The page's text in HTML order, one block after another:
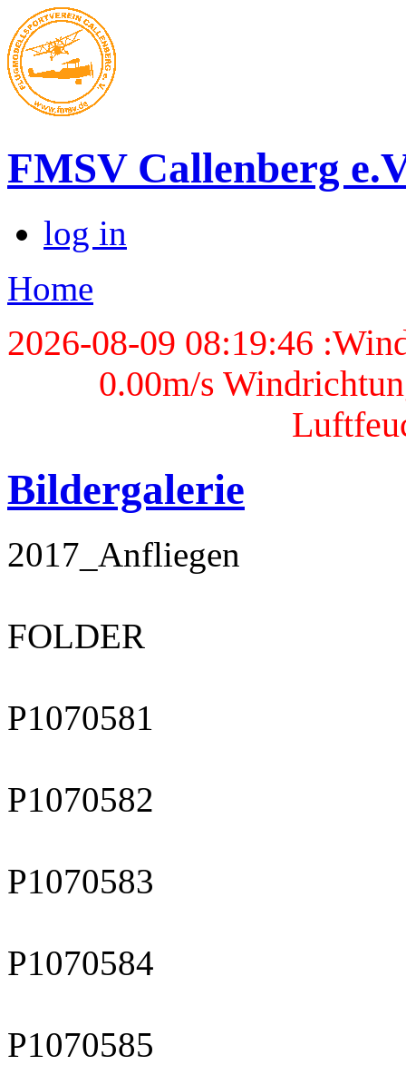
FMSV Callenberg
log in
Home
2026-08-09 08:19:46
0.00m/s
Bildergalerie
2017_Anfliegen
FOLDER
P1070581
P1070582
P1070583
P1070584
P1070585